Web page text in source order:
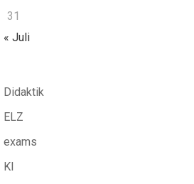
31
« Juli
Didaktik
ELZ
exams
KI